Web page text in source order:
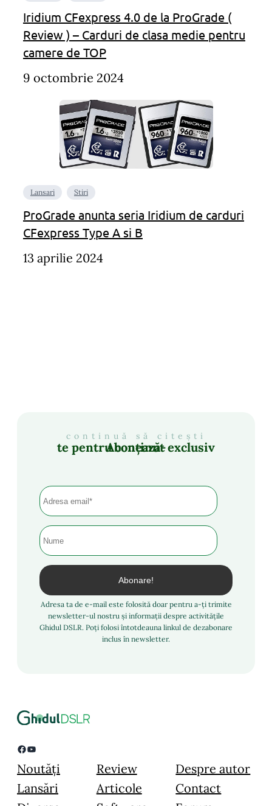
Iridium CFexpress 4.0 de la ProGrade (
Review ) – Carduri de clasa medie pentru
camere de TOP
9 octombrie 2024
Lansari Stiri
ProGrade anunta seria Iridium de carduri
CFexpress Type A si B
13 aprilie 2024
continuă să citești
Abonează-te pentru conținut exclusiv
Adresa ta de e-mail este folosită doar pentru a-ți trimite
newsletter-ul nostru și informații despre activitățile
Ghidul DSLR. Poți folosi întotdeauna linkul de dezabonare
inclus în newsletter.
Facebook YouTube
Noutăți
Lansări
Review
Articole
Despre autor
Contact